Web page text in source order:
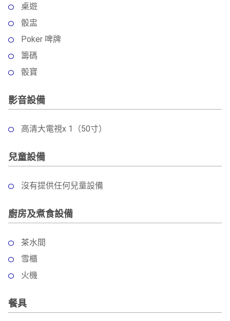
桌遊
骰盅
Poker 啤牌
籌碼
骰寶
影音設備
高清大電視x 1（50寸）
兒童設備
沒有提供任何兒童設備
廚房及煮食設備
茶水間
雪櫃
火機
餐具